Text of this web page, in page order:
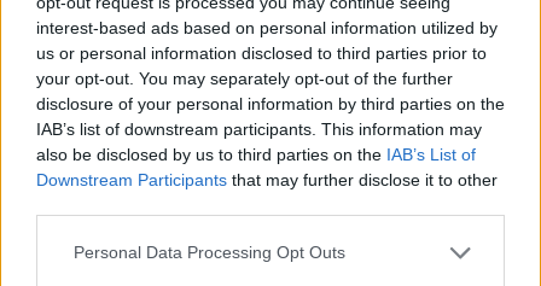
interest-based ads based on personal information utilized by
us or personal information disclosed to third parties prior to
your opt-out. You may separately opt-out of the further
disclosure of your personal information by third parties on the
IAB’s list of downstream participants. This information may
also be disclosed by us to third parties on the IAB’s List of
Downstream Participants that may further disclose it to other
Please note that this website/app uses one or more Google
Personal Data Processing Opt Outs
CSI Bergamo: Tra Corsi, Eventi e Protezione dei Dati
Personali
Francesca Lombardi · 29 Lug 2026
NEWS